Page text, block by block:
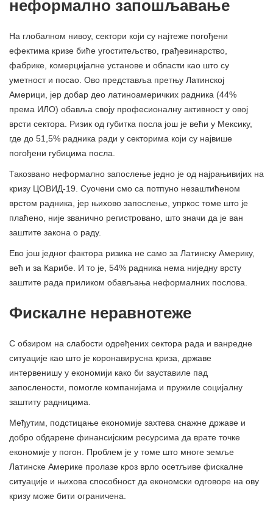
неформално запошљавање
На глобалном нивоу, сектори који су најтеже погођени
ефектима кризе биће угоститељство, грађевинарство,
фабрике, комерцијалне установе и области као што су
уметност и посао. Ово представља претњу Латинској
Америци, јер добар део латиноамеричких радника (44%
према ИЛО) обавља своју професионалну активност у овој
врсти сектора. Ризик од губитка посла још је већи у Мексику,
где до 51,5% радника ради у секторима који су највише
погођени губицима посла.
Такозвано неформално запослење једно је од најрањивијих на
кризу ЦОВИД-19. Суочени смо са потпуно незаштићеном
врстом радника, јер њихово запослење, упркос томе што је
плаћено, није званично регистровано, што значи да је ван
заштите закона о раду.
Ево још једног фактора ризика не само за Латинску Америку,
већ и за Карибе. И то је, 54% радника нема ниједну врсту
заштите рада приликом обављања неформалних послова.
Фискалне неравнотеже
С обзиром на слабости одређених сектора рада и ванредне
ситуације као што је коронавирусна криза, државе
интервенишу у економији како би зауставиле пад
запослености, помогле компанијама и пружиле социјалну
заштиту радницима.
Међутим, подстицање економије захтева снажне државе и
добро обдарене финансијским ресурсима да врате точке
економије у погон. Проблем је у томе што многе земље
Латинске Америке пролазе кроз врло осетљиве фискалне
ситуације и њихова способност да економски одговоре на ову
кризу може бити ограничена.